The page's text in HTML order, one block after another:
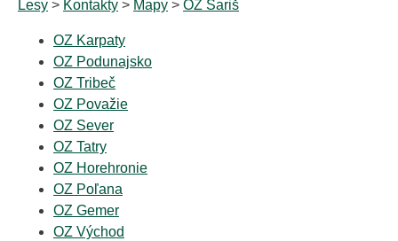
Lesy > Kontakty > Mapy > OZ Šariš
OZ Karpaty
OZ Podunajsko
OZ Tribeč
OZ Považie
OZ Sever
OZ Tatry
OZ Horehronie
OZ Poľana
OZ Gemer
OZ Východ